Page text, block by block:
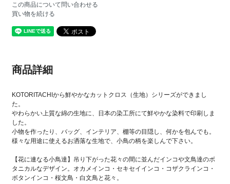
この商品について問い合わせる
買い物を続ける
商品詳細
KOTORITACHIから鮮やかなカットクロス（生地）シリーズができまし
た。
やわらかい上質な綿の生地に、日本の染工所にて鮮やかな染料で印刷しま
した。
小物を作ったり、バッグ、インテリア、棚等の目隠し、何かを包んでも。
様々な用途に使えるお洒落な生地で、小鳥の柄を楽しんで下さい。
【花に連なる小鳥達】吊り下がった花々の間に並んだインコや文鳥達のボ
タニカルなデザイン。オカメインコ・セキセイインコ・コザクラインコ・
ボタンインコ・桜文鳥・白文鳥と花々。